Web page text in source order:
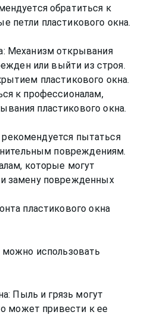
обратиться к
петли пластикового окна.
Механизм открывания
или выйти из строя.
пластикового окна.
к профессионалам,
пластикового окна.
рекомендуется пытаться
повреждениям.
которые могут
замену поврежденных
пластикового окна
можно использовать
Пыль и грязь могут
может привести к ее